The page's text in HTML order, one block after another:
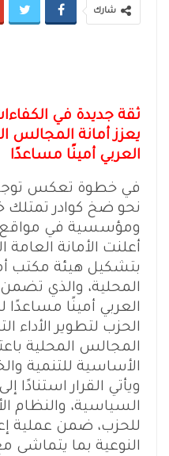
شارك
ثقة جديدة في
يعزز أمانة المجالس
العربي أمينًا مساعدًا
في خطوة تعكس
نحو ضخ كوادر تمتلك
ومؤسسية في مواقع
أعلنت الأمانة العامة
بتشكيل هيئة مكتب
المحلية، والذي
العربي أمينًا مساعدًا
الحزب لتطوير الأداء
المجالس المحلية
الأساسية للتنمية
ويأتي القرار استنادًا
السياسية، والنظام
للحزب، ضمن عملية
النوعية بما يتماشى